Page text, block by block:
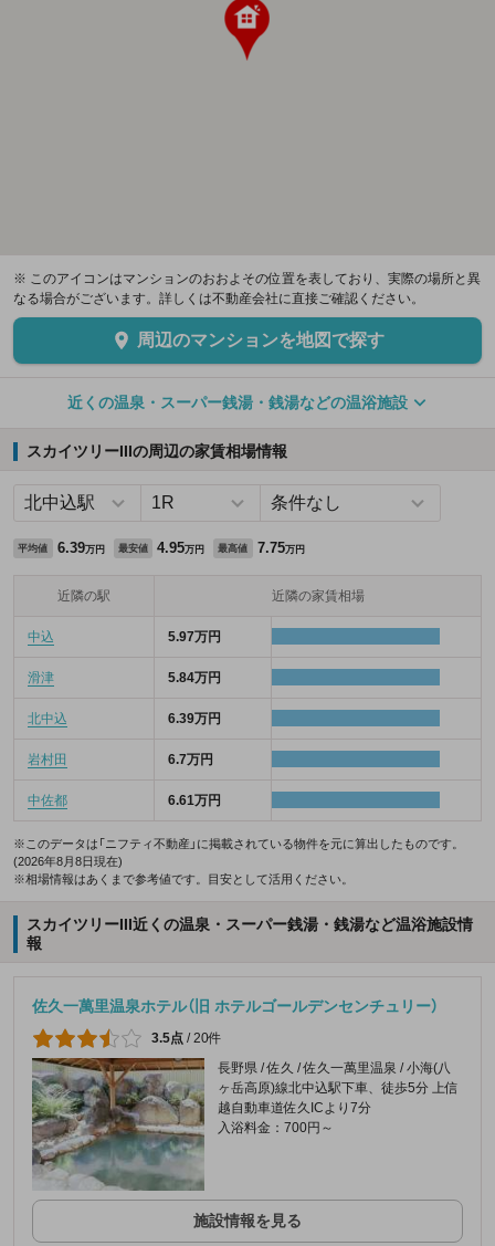
※ このアイコンはマンションのおおよその位置を表しており、実際の場所と異
なる場合がございます。詳しくは不動産会社に直接ご確認ください。
周辺のマンションを地図で探す
近くの温泉・スーパー銭湯・銭湯などの温浴施設
スカイツリーIIIの周辺の家賃相場情報
平均値 6.39万円 最安値 4.95万円 最高値 7.75万円
近隣の駅 近隣の家賃相場
中込 5.97万円
滑津 5.84万円
北中込 6.39万円
岩村田 6.7万円
中佐都 6.61万円
※このデータは「ニフティ不動産」に掲載されている物件を元に算出したものです。
(2026年8月8日現在)
※相場情報はあくまで参考値です。目安として活用ください。
スカイツリーIII近くの温泉・スーパー銭湯・銭湯など温浴施設情
報
佐久一萬里温泉ホテル（旧 ホテルゴールデンセンチュリー）
3.5点 / 20件
長野県 / 佐久 / 佐久一萬里温泉 / 小海(八
ヶ岳高原)線北中込駅下車、徒歩5分 上信
越自動車道佐久ICより7分
入浴料金：700円～
施設情報を見る